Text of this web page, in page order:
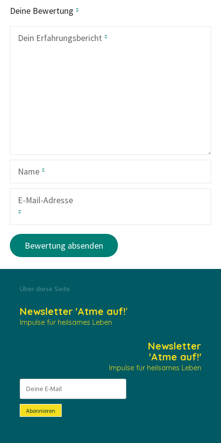
Deine Bewertung
Dein Erfahrungsbericht
Name
E-Mail-Adresse
Über diese Seite
Newsletter 'Atme auf!'
Impulse für heilsames Leben
Newsletter
'Atme auf!'
Impulse für heilsames Leben
Abonnieren